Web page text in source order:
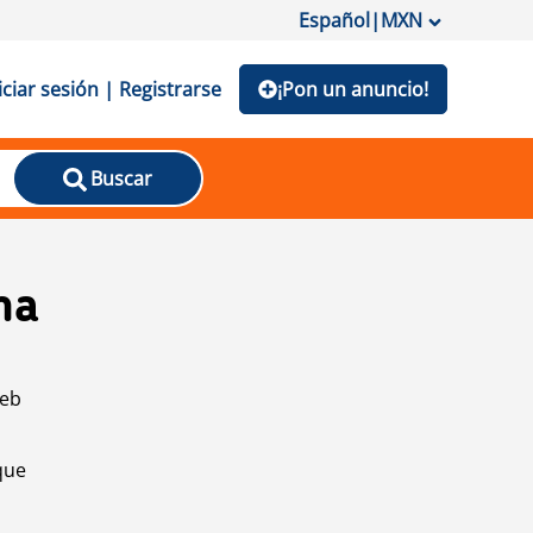
Español|MXN
sesión | Registrarse ¡Pon un anuncio!
Buscar